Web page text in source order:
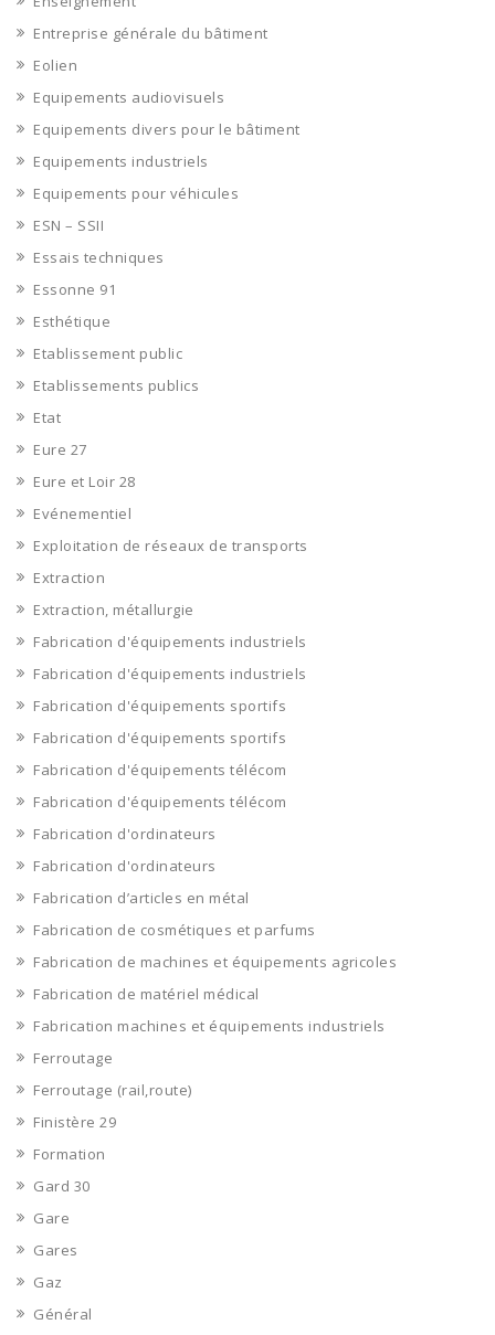
Entreprise générale du bâtiment
Eolien
Equipements audiovisuels
Equipements divers pour le bâtiment
Equipements industriels
Equipements pour véhicules
ESN – SSII
Essais techniques
Essonne 91
Esthétique
Etablissement public
Etablissements publics
Etat
Eure 27
Eure et Loir 28
Evénementiel
Exploitation de réseaux de transports
Extraction
Extraction, métallurgie
Fabrication d'équipements industriels
Fabrication d'équipements industriels
Fabrication d'équipements sportifs
Fabrication d'équipements sportifs
Fabrication d'équipements télécom
Fabrication d'équipements télécom
Fabrication d'ordinateurs
Fabrication d'ordinateurs
Fabrication d’articles en métal
Fabrication de cosmétiques et parfums
Fabrication de machines et équipements agricoles
Fabrication de matériel médical
Fabrication machines et équipements industriels
Ferroutage
Ferroutage (rail,route)
Finistère 29
Formation
Gard 30
Gare
Gares
Gaz
Général